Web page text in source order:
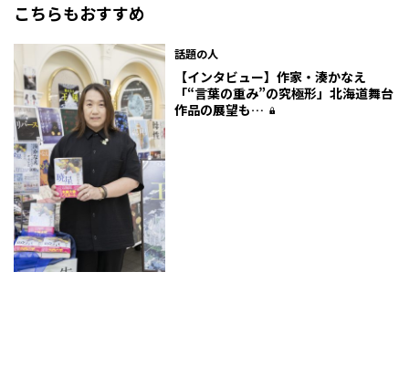
こちらもおすすめ
話題の人
【インタビュー】作家・湊かなえ
「“言葉の重み”の究極形」北海道舞台
作品の展望も…